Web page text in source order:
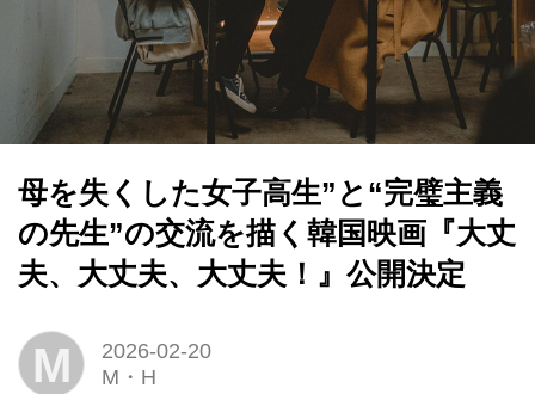
母を失くした女子高生”と“完璧主義
の先生”の交流を描く韓国映画『大丈
夫、大丈夫、大丈夫！』公開決定
M
2026-02-20
M・H